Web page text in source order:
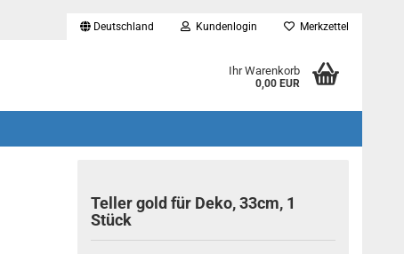
Deutschland Kundenlogin Merkzettel
Ihr Warenkorb
0,00 EUR
Teller gold für Deko, 33cm, 1
Stück